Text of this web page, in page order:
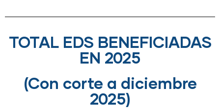
TOTAL EDS BENEFICIADAS
EN 2025
(Con corte a diciembre
2025)